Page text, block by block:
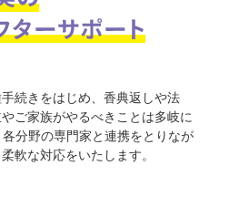
続きをはじめ、香典返しや法
ご家族がやるべきことは多岐に
分野の専門家と連携をとりなが
軟な対応をいたします。